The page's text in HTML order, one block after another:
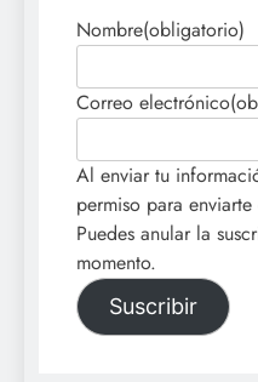
Nombre(obligatorio)
Correo electrónico
Al enviar tu
permiso para
Puedes anular la
momento.
Suscribir